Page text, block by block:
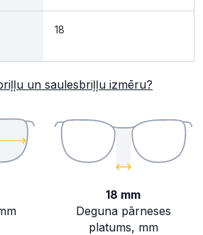
18
un saulesbriļļu izmēru?
18 mm
Deguna pārneses
platums, mm